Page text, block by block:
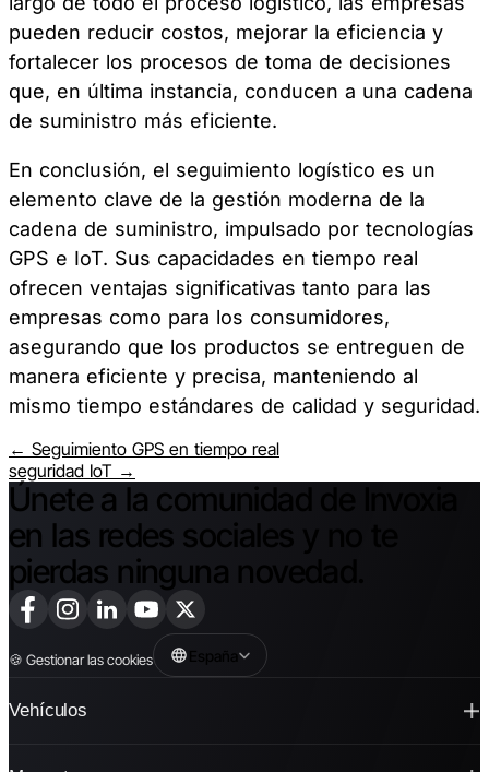
pueden reducir costos, mejorar la eficiencia y
fortalecer los procesos de toma de decisiones
que, en última instancia, conducen a una cadena
de suministro más eficiente.
En conclusión, el seguimiento logístico es un
elemento clave de la gestión moderna de la
cadena de suministro, impulsado por tecnologías
GPS e IoT. Sus capacidades en tiempo real
ofrecen ventajas significativas tanto para las
empresas como para los consumidores,
asegurando que los productos se entreguen de
manera eficiente y precisa, manteniendo al
mismo tiempo estándares de calidad y seguridad.
← Seguimiento GPS en tiempo real
seguridad IoT →
Únete a la comunidad de Invoxia
en las redes sociales y no te
pierdas ninguna novedad.
🍪 Gestionar las cookies España
Vehículos